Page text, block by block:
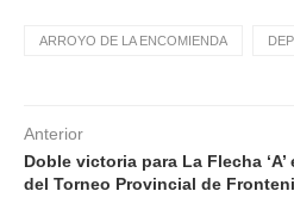
ARROYO DE LA ENCOMIENDA
Anterior
Doble victoria para La Flecha
del Torneo Provincial de